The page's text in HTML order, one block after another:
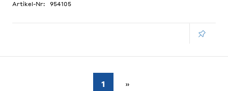
Artikel-Nr:
954105
1